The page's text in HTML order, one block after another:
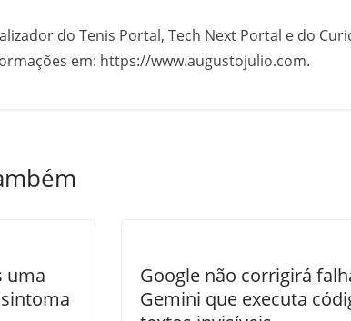
do Tenis Portal, Tech Next Portal e do
em: https://www.augustojulio.com.
uma
Google não corrigirá
Gemini que executa